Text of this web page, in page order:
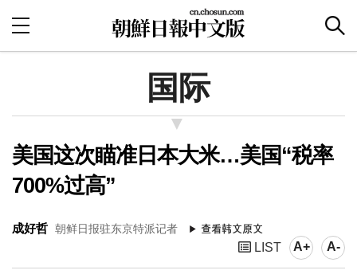
国际
美国这次瞄准日本大米…美国“税率
700%过高”
成好哲 朝鲜日报驻东京特派记者
LIST A+ A-